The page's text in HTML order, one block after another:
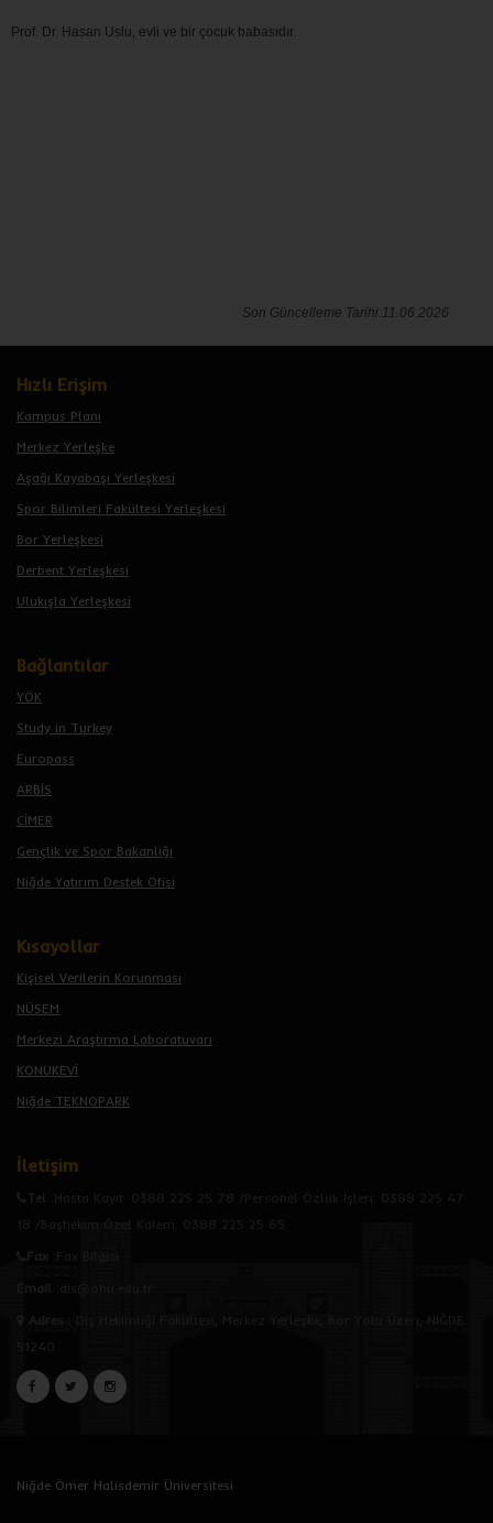
Prof. Dr. Hasan Uslu, evli ve bir çocuk babasıdır.
Son Güncelleme Tarihi:11.06.2026
Hızlı Erişim
Kampus Planı
Merkez Yerleşke
Aşağı Kayabaşı Yerleşkesi
Spor Bilimleri Fakültesi Yerleşkesi
Bor Yerleşkesi
Derbent Yerleşkesi
Ulukışla Yerleşkesi
Bağlantılar
YÖK
Study in Turkey
Europass
ARBİS
CİMER
Gençlik ve Spor Bakanlığı
Niğde Yatırım Destek Ofisi
Kısayollar
Kişisel Verilerin Korunması
NÜSEM
Merkezi Araştırma Laboratuvarı
KONUKEVİ
Niğde TEKNOPARK
İletişim
Niğde Ömer Halisdemir Üniversitesi